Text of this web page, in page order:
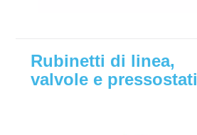
Rubinetti di linea,
valvole e pressostati